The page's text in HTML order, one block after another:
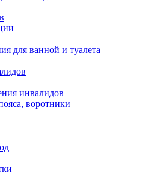
для ванной и туалета
инвалидов
воротники